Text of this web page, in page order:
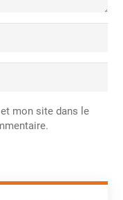
mon site dans le